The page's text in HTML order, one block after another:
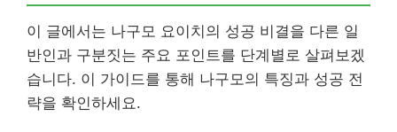
이 글에서는 나구모 요이치의 성공 비결을 다른 일
반인과 구분짓는 주요 포인트를 단계별로 살펴보겠
습니다. 이 가이드를 통해 나구모의 특징과 성공 전
략을 확인하세요.